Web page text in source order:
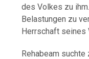
des Volkes zu
Belastungen zu
Herrschaft seines
Rehabeam suchte